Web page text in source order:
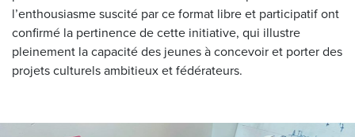
l’enthousiasme suscité par ce format libre et participatif ont
confirmé la pertinence de cette initiative, qui illustre
pleinement la capacité des jeunes à concevoir et porter des
projets culturels ambitieux et fédérateurs.